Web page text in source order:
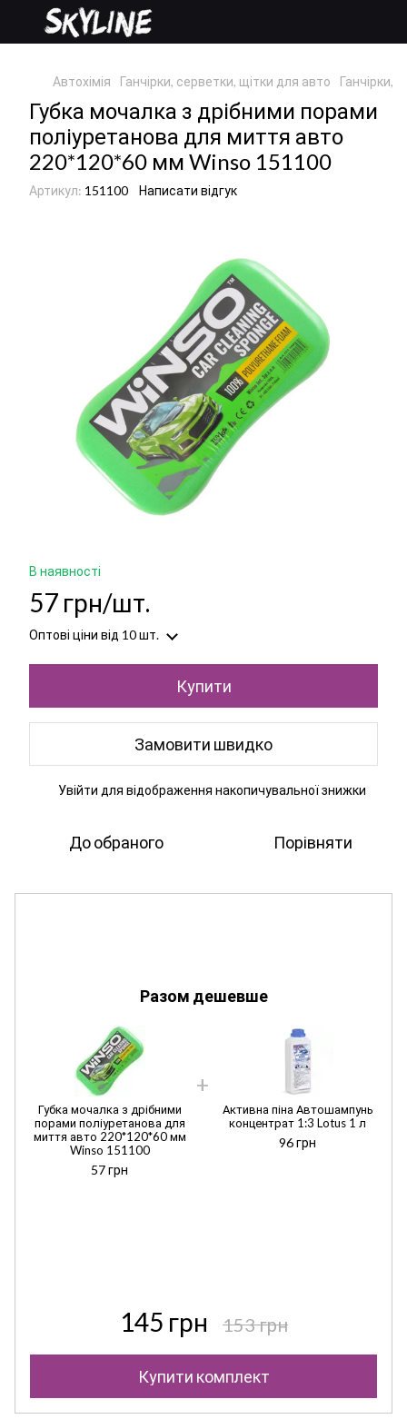
Автохімія Ганчірки, серветки, щітки для авто Ганчірки,
Губка мочалка з дрібними порами
поліуретанова для миття авто
220*120*60 мм Winso 151100
Артикул: 151100 Написати відгук
В наявності
57 грн/шт.
Оптові ціни від 10 шт.
Купити
Замовити швидко
Увійти для відображення накопичувальної знижки
До обраного Порівняти
Разом дешевше
Губка мочалка з дрібними
порами поліуретанова для
миття авто 220*120*60 мм
Winso 151100
57 грн
Активна піна Автошампунь
концентрат 1:3 Lotus 1 л
96 грн
145 грн 153 грн
Купити комплект